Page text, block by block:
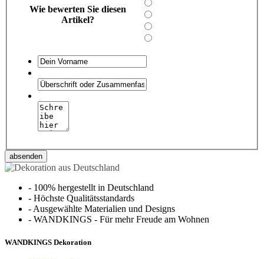
Wie bewerten Sie diesen
Artikel?
absenden
- 100% hergestellt in Deutschland
- Höchste Qualitätsstandards
- Ausgewählte Materialien und Designs
- WANDKINGS - Für mehr Freude am Wohnen
WANDKINGS Dekoration